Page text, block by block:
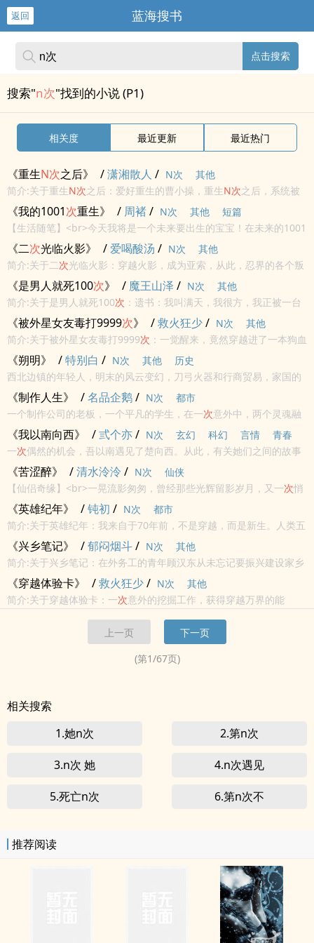
返回 蓝海搜书
点击搜索
搜索"n次"找到的小说 (P1)
相关度 最近更新 最近热门
《重生N次之后》 /潇湘散人 / N次
其他
简介:关于重生N次之后：爱好重生的曹小操，重生N次之后，系统被
他玩坏了，那些曾经被他坑过的敌人们，组成一只复仇者联盟，正向
曹小操奔来……
《我的1001次重生》 / 周褚/ N次 其他
短篇
【生活随笔】<br>今天我将是一个未来要出生的宝宝！在未来的1001
次我都是！不知道我会出生在什么样的环境，也不知道我会面临什么
样的困难！如果是你，你会选择一个什么样的出生方式？<br>
《二次光临火影》 /爱喝酸汤 / N次
其他
简介:关于二次光临火影：穿越火影，成为亚索，从此，忍界的各个叛
忍危险了。带土：“遇到那个男人，除了跑别无选择！”角都：“我什么
活都可以接，但那个男人除外！”鬼鲛：“那个男人的查克拉在我之
上！”
《是男人就死100次》 / 魔王山泽 / N次
其他
简介:关于是男人就死100次 ：遗书：我叫满天，我很方，我正被一台
机器狂虐！我有一群漂亮妹子和无尽财宝，等你来继承！这是一个没
有“爱”的世界。本故事目前涉及到的动画如下《进击的巨人》、《一
拳超人...
《被外星女友毒打9999次》 /救火狂少/ N次
其他
简介:关于被外星女友毒打9999次 ：一觉醒来，竟然穿越进了一本狗血
的玛丽苏网文里，本来要和一个外星女友谈甜甜的恋爱，却被我一不
小心养成了外星异形，为了保护地球，我不得不和外星黑科技正面硬
钢。
《朔明》 /特别白 / N次 其他
历史
西北边镇的年轻人，明末的风云变幻，刀弓火器和行商贸易，家国的
恩怨情仇，都从戈壁滩上的一 次 冒险开始............
《制作人生》 /名品企鹅/ N次
都市
一个制作公司的老板，一个平凡的学生，在一次意外中，两个灵魂融
合在了一起，金圣佑也即将开启自己人生中一段奇妙的冒险！......
《我以南向西》 /弎个亦/ N次 玄幻 科幻 言情
青春
一次偶然的机会，吾以南遇见了楚向西。从此，有关她们之间的故事
就这样被拉开……
《苦涩醉》 /清水泠泠 / N次
仙侠
【仙侣奇缘】<br>一晃流影匆匆，曾经那些光辉留影岁月，又一次悄
然而过，答案依旧朦胧，再度踏入红尘，狼烟烽火四国争霸，谁才是
赢家，又是谁负了谁<br>
《英雄纪年》 /钝初 / N次
都市
简介:关于英雄纪年：我来自于70年前，不是穿越，而是新生。人类五
千年的文明史，经历过无数的磨难与危险，所以我们更珍惜。每一
十字路口的选择，都是诞生英雄的时代。这是属于英雄的纪元。
《兴乡笔记》 /郁闷烟斗/ N次
其他
简介:关于兴乡笔记：在外务工的青年顾汉东从未忘记要振兴建设家乡
的梦想，一次偶然的机会，使他觉得自己离梦想原来这么近.......
《穿越体验卡》 /救火狂少/ N次
其他
简介:关于穿越体验卡：一次意外的挖掘工作，获得穿越万界的能
上一页
下一页
(第1/67页)
相关搜索
1.她n次
2.第n次
3.n次 她 4.n次遇见
5.死亡n次 6.第n次不
推荐阅读